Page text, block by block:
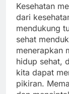
Kesehatan
dari
mendukung
sehat
menerapkan
hidup sehat,
kita dapat
pikiran.